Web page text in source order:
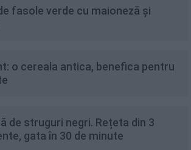
fasole verde cu maioneză și
o cereala antica, benefica pentru
de struguri negri. Rețeta din 3
gata în 30 de minute